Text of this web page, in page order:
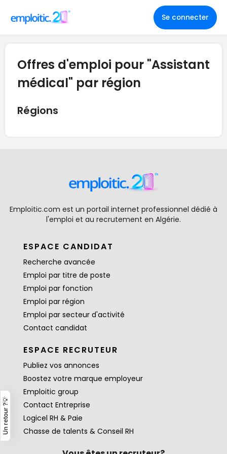
Se connecter
Offres d'emploi pour "Assistant
médical" par région
Régions
Emploitic.com est un portail internet professionnel dédié à
l'emploi et au recrutement en Algérie.
ESPACE CANDIDAT
Recherche avancée
Emploi par titre de poste
Emploi par fonction
Emploi par région
Emploi par secteur d'activité
Contact candidat
ESPACE RECRUTEUR
Publiez vos annonces
Boostez votre marque employeur
Emploitic group
Contact Entreprise
Logicel RH & Paie
Chasse de talents & Conseil RH
Un retour ?💡